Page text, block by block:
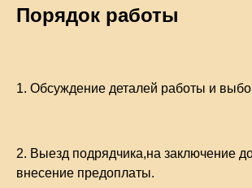
Порядок работы
1. Обсуждение деталей работы и
2. Выезд подрядчика,на заключение
внесение предоплаты.